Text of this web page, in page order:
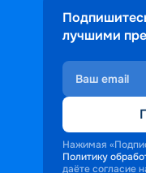
лучшими
Нажимая
Политику
даёте согласие